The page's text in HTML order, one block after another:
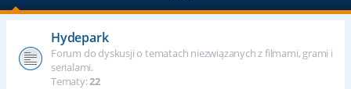
Hydepark
Forum do dyskusji o tematach niezwiązanych z filmami, grami i
serialami.
Tematy:22